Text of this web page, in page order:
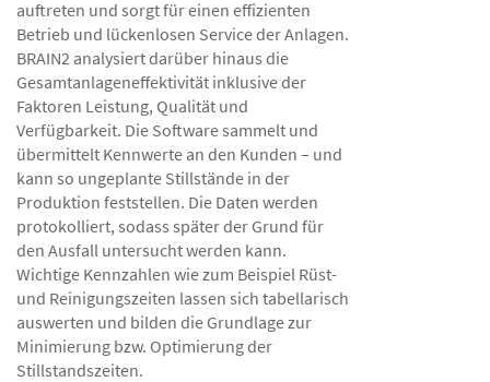
auftreten und sorgt für einen effizienten
Betrieb und lückenlosen Service der Anlagen.
BRAIN2 analysiert darüber hinaus die
Gesamtanlageneffektivität inklusive der
Faktoren Leistung, Qualität und
Verfügbarkeit. Die Software sammelt und
übermittelt Kennwerte an den Kunden – und
kann so ungeplante Stillstände in der
Produktion feststellen. Die Daten werden
protokolliert, sodass später der Grund für
den Ausfall untersucht werden kann.
Wichtige Kennzahlen wie zum Beispiel Rüst-
und Reinigungszeiten lassen sich tabellarisch
auswerten und bilden die Grundlage zur
Minimierung bzw. Optimierung der
Stillstandszeiten.